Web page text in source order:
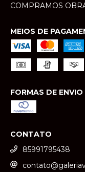
COMPRAMOS
MEIOS DE
FORMAS DE ENVIO
CONTATO
85991795438